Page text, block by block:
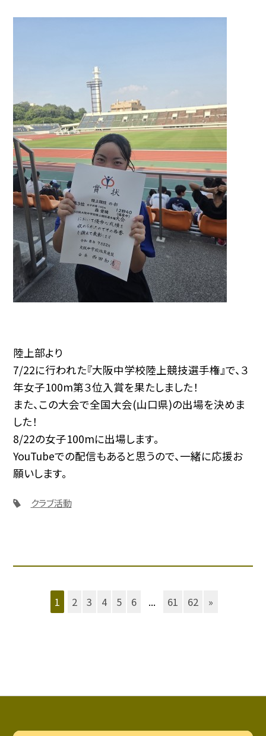
陸上部より
7/22に行われた『大阪中学校陸上競技選手権』で、３
年女子100m第３位入賞を果たしました！
また、この大会で全国大会(山口県)の出場を決めま
した！
8/22の女子100mに出場します。
YouTubeでの配信もあると思うので、一緒に応援お
願いします。
クラブ活動
1 2 3 4 5 6 ... 61 62 »